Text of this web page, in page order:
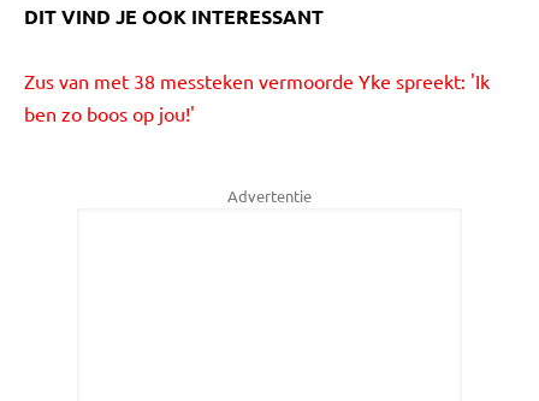
DIT VIND JE OOK INTERESSANT
Zus van met 38 messteken vermoorde Yke spreekt: 'Ik
ben zo boos op jou!'
Advertentie